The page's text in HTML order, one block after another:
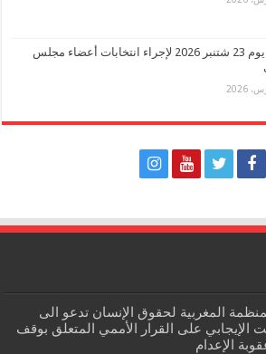
تحديد يوم 23 شتنبر 2026 لإجراء انتخابات أعضاء مجلس
المغربية لحقوق الإنسان تدعو الى
الإيجابي على القرار الأممي المتعلق بوقف
الإعدام